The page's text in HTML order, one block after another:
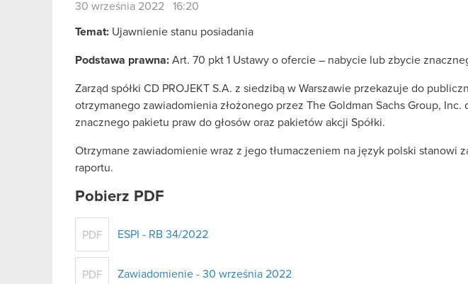
30 września 2022 16:20
Temat: Ujawnienie stanu posiadania
Podstawa prawna: Art. 70 pkt 1 Ustawy o ofercie – nabycie lub zbycie
Zarząd spółki CD PROJEKT S.A. z siedzibą w Warszawie przekazuje do
otrzymanego zawiadomienia złożonego przez The Goldman Sachs Group, Inc.
znacznego pakietu praw do głosów oraz pakietów akcji Spółki.
Otrzymane zawiadomienie wraz z jego tłumaczeniem na język polski stanowi
raportu.
Pobierz PDF
PDF ESPI - RB 34/2022
PDF Zawiadomienie - 30 września 2022